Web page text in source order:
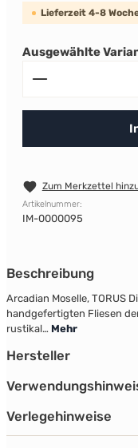
Lieferzeit 4-8
Ausgewählte
Produkt
Zum Merkzettel
Artikelnummer:
IM-0000095
Beschreibung
Arcadian Moselle, TORUS
handgefertigten Fliesen
rustikal… Mehr
Hersteller
Verlegehinweise